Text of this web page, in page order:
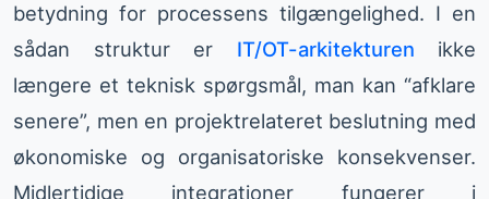
betydning for processens tilgængelighed. I en
sådan struktur er IT/OT-arkitekturen ikke
længere et teknisk spørgsmål, man kan “afklare
senere”, men en projektrelateret beslutning med
økonomiske og organisatoriske konsekvenser.
Midlertidige integrationer fungerer i